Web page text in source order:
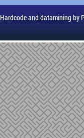
Hardcode and datamining by